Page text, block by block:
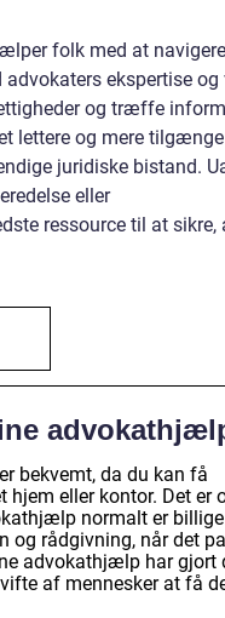
folk med at navigere
ekspertise og
og træffe
lettere og mere
juridiske bistand.
eller
ressource til at sikre,
bekvemt, da du kan få
eller kontor. Det er
normalt er
og rådgivning, når det
advokathjælp har gjort
af mennesker at få